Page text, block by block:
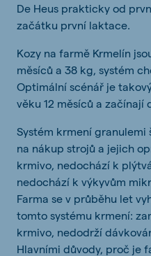
De Heus prakticky od
začátku první laktace.
Kozy na farmě Krmelín
měsíců a 38 kg, systém
Optimální scénář je
věku 12 měsíců a začínají
Systém krmení
na nákup strojů a jejich
krmivo, nedochází k
nedochází k výkyvům
Farma se v průběhu let
tomto systému krmení:
krmivo, nedodrží
Hlavními důvody, proč je